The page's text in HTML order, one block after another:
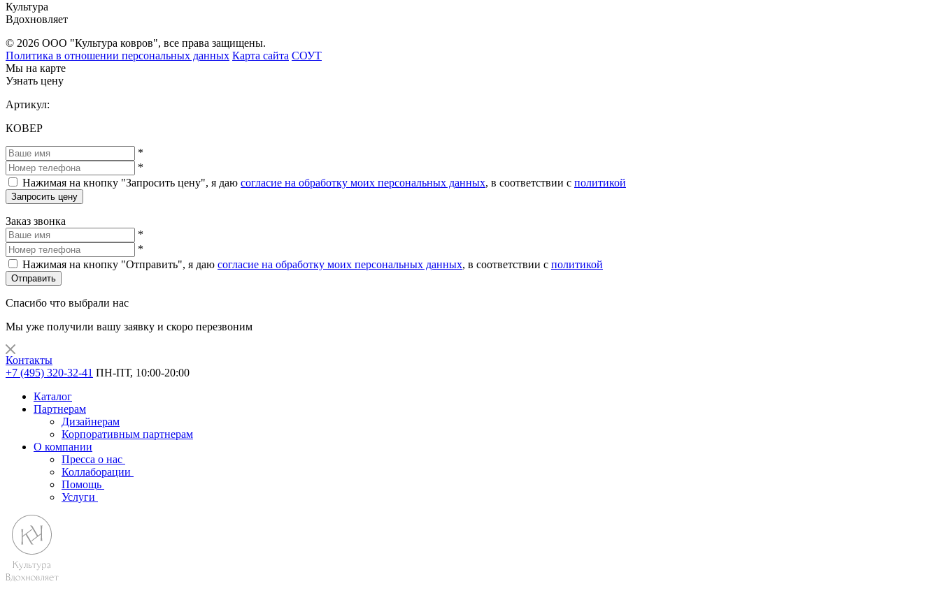
Культура
Вдохновляет
© 2026 ООО "Культура ковров", все права защищены.
Политика в отношении персональных данных Карта сайта СОУТ
Мы на карте
Узнать цену
Артикул:
КОВЕР
*
*
Нажимая на кнопку "Запросить цену", я даю согласие на обработку моих персональных данных, в соответствии с политикой
Запросить цену
Заказ звонка
*
*
Нажимая на кнопку "Отправить", я даю согласие на обработку моих персональных данных, в соответствии с политикой
Отправить
Спасибо что выбрали нас
Мы уже получили вашу заявку и скоро перезвоним
Контакты
+7 (495) 320-32-41 ПН-ПТ, 10:00-20:00
Каталог
Партнерам
Дизайнерам
Корпоративным партнерам
О компании
Пресса о нас
Коллаборации
Помощь
Услуги